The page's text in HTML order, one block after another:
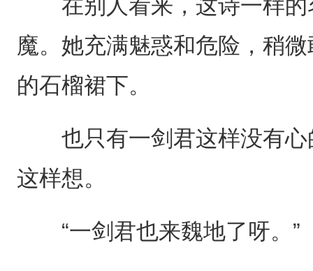
在别人看来，这诗一样的
魔。她充满魅惑和危险，稍
的石榴裙下。
也只有一剑君这样没有心
这样想。
“一剑君也来魏地了呀。”